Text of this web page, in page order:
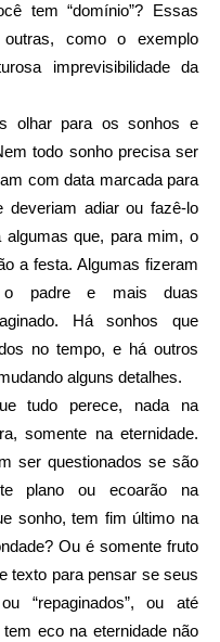
tem “domínio”? Essas
como o exemplo
imprevisibilidade da
olhar para os sonhos e
todo sonho precisa ser
com data marcada para
deveriam adiar ou fazê-lo
que, para mim, o
a festa. Algumas fizeram
o padre e mais duas
Há sonhos que
no tempo, e há outros
alguns detalhes.
tudo perece, nada na
somente na eternidade.
ser questionados se são
plano ou ecoarão na
sonho, tem fim último na
Ou é somente fruto
texto para pensar se seus
“repaginados”, ou até
eco na eternidade não